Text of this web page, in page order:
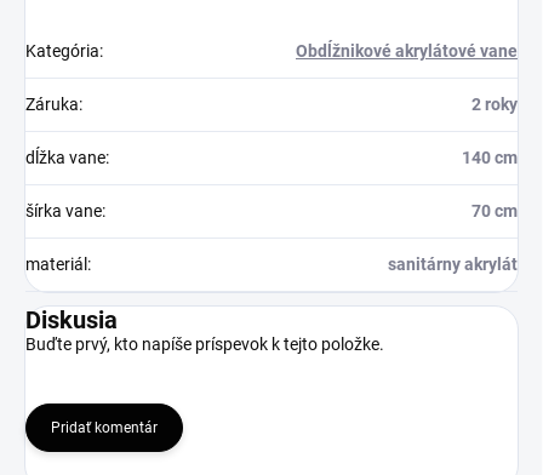
Kategória: Obdĺžnikové akrylátové vane
Záruka: 2 roky
dĺžka vane: 140 cm
šírka vane: 70 cm
materiál : sanitárny akrylát
Diskusia
Buďte prvý, kto napíše príspevok k tejto položke.
Pridať komentár